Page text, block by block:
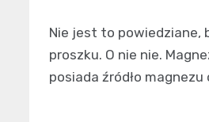
Nie jest to powiedziane,
proszku. O nie nie.
posiada źródło magnezu